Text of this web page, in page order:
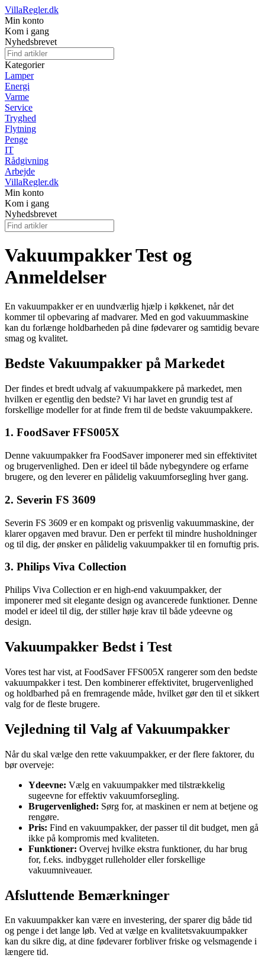
VillaRegler.dk
Min konto
Kom i gang
Nyhedsbrevet
Kategorier
Lamper
Energi
Varme
Service
Tryghed
Flytning
Penge
IT
Rådgivning
Arbejde
VillaRegler.dk
Min konto
Kom i gang
Nyhedsbrevet
Vakuumpakker Test og
Anmeldelser
En vakuumpakker er en uundværlig hjælp i køkkenet, når det
kommer til opbevaring af madvarer. Med en god vakuummaskine
kan du forlænge holdbarheden på dine fødevarer og samtidig bevare
smag og kvalitet.
Bedste Vakuumpakker på Markedet
Der findes et bredt udvalg af vakuumpakkere på markedet, men
hvilken er egentlig den bedste? Vi har lavet en grundig test af
forskellige modeller for at finde frem til de bedste vakuumpakkere.
1. FoodSaver FFS005X
Denne vakuumpakker fra FoodSaver imponerer med sin effektivitet
og brugervenlighed. Den er ideel til både nybegyndere og erfarne
brugere, og den leverer en pålidelig vakuumforsegling hver gang.
2. Severin FS 3609
Severin FS 3609 er en kompakt og prisvenlig vakuummaskine, der
klarer opgaven med bravur. Den er perfekt til mindre husholdninger
og til dig, der ønsker en pålidelig vakuumpakker til en fornuftig pris.
3. Philips Viva Collection
Philips Viva Collection er en high-end vakuumpakker, der
imponerer med sit elegante design og avancerede funktioner. Denne
model er ideel til dig, der stiller høje krav til både ydeevne og
design.
Vakuumpakker Bedst i Test
Vores test har vist, at FoodSaver FFS005X rangerer som den bedste
vakuumpakker i test. Den kombinerer effektivitet, brugervenlighed
og holdbarhed på en fremragende måde, hvilket gør den til et sikkert
valg for de fleste brugere.
Vejledning til Valg af Vakuumpakker
Når du skal vælge den rette vakuumpakker, er der flere faktorer, du
bør overveje:
Ydeevne: Vælg en vakuumpakker med tilstrækkelig
sugeevne for effektiv vakuumforsegling.
Brugervenlighed: Sørg for, at maskinen er nem at betjene og
rengøre.
Pris: Find en vakuumpakker, der passer til dit budget, men gå
ikke på kompromis med kvaliteten.
Funktioner: Overvej hvilke ekstra funktioner, du har brug
for, f.eks. indbygget rulleholder eller forskellige
vakuumniveauer.
Afsluttende Bemærkninger
En vakuumpakker kan være en investering, der sparer dig både tid
og penge i det lange løb. Ved at vælge en kvalitetsvakuumpakker
kan du sikre dig, at dine fødevarer forbliver friske og velsmagende i
længere tid.